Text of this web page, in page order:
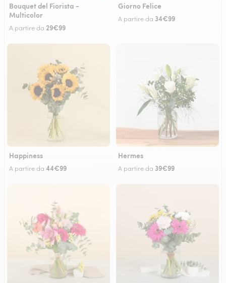
Bouquet del Fiorista -
Multicolor
A partire da 29€99
Giorno Felice
A partire da 34€99
Happiness
A partire da 44€99
Hermes
A partire da 39€99